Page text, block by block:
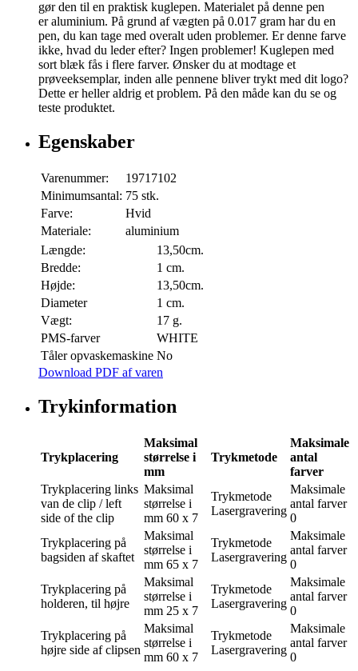
gør den til en praktisk kuglepen. Materialet på denne pen
er aluminium. På grund af vægten på 0.017 gram har du en
pen, du kan tage med overalt uden problemer. Er denne farve
ikke, hvad du leder efter? Ingen problemer! Kuglepen med
sort blæk fås i flere farver. Ønsker du at modtage et
prøveeksemplar, inden alle pennene bliver trykt med dit logo?
Dette er heller aldrig et problem. På den måde kan du se og
teste produktet.
Egenskaber
Varenummer:
19717102
Minimumsantal: 75 stk.
Farve:
Hvid
Materiale:
aluminium
Længde:
13,50cm.
Bredde:
1 cm.
Højde:
13,50cm.
Diameter
1 cm.
Vægt:
17 g.
PMS-farver
WHITE
Tåler opvaskemaskine No
Download PDF af varen
Trykinformation
Trykplacering
Maksimal
størrelse i
mm
Trykmetode
Maksimale
antal
farver
Trykplacering links
van de clip / left
side of the clip
Maksimal
størrelse i
mm 60 x 7
Trykmetode
Lasergravering
Maksimale
antal farver
0
Trykplacering på
bagsiden af skaftet
Maksimal
størrelse i
mm 65 x 7
Trykmetode
Lasergravering
Maksimale
antal farver
0
Trykplacering på
holderen, til højre
Maksimal
størrelse i
mm 25 x 7
Trykmetode
Lasergravering
Maksimale
antal farver
0
Trykplacering på
højre side af clipsen
Maksimal
størrelse i
mm 60 x 7
Trykmetode
Lasergravering
Maksimale
antal farver
0